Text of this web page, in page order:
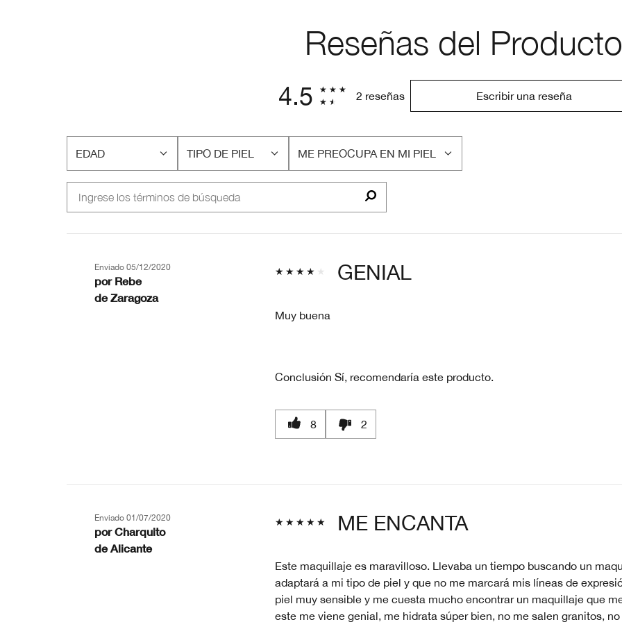
Reseñas del Producto
4.5 2 reseñas Escribir una reseña
EDAD
FILTRAR
EDAD
TIPO DE PIEL
FILTRAR
TIPO
PIEL
ME PREOCUPA EN MI PIEL
FILTRAR
EN
GENIAL
Enviado 05/12/2020
por Rebe
de Zaragoza
Muy buena
Conclusión Sí, recomendaría este producto.
8 2
ME ENCANTA
Enviado 01/07/2020
por Charquito
de Alicante
Este maquillaje es maravilloso. Llevaba un tiempo buscando un
adaptará a mi tipo de piel y que no me marcará mis líneas de
piel muy sensible y me cuesta mucho encontrar un maquillaje que
este me viene genial, me hidrata súper bien, no me salen granitos,